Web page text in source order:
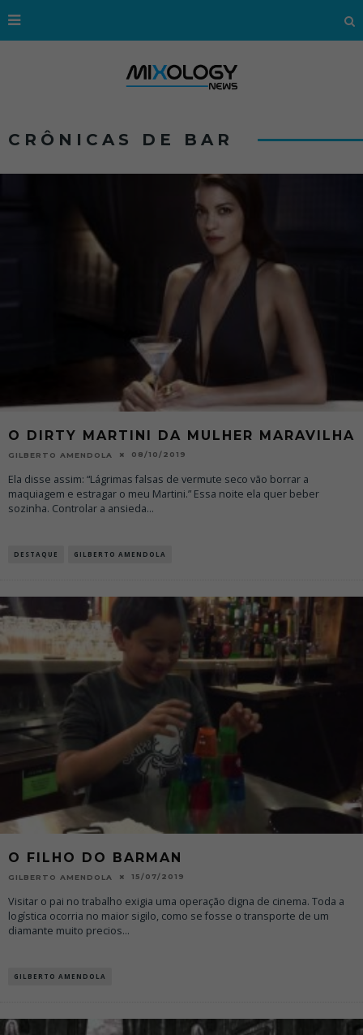
CRÔNICAS DE BAR
O DIRTY MARTINI DA MULHER MARAVILHA
GILBERTO AMENDOLA 08/10/2019
Ela disse assim: “Lágrimas falsas de vermute seco vão borrar a
maquiagem e estragar o meu Martini.” Essa noite ela quer beber
sozinha. Controlar a ansieda...
DESTAQUE GILBERTO AMENDOLA
O FILHO DO BARMAN
GILBERTO AMENDOLA 15/07/2019
Visitar o pai no trabalho exigia uma operação digna de cinema. Toda a
logística ocorria no maior sigilo, como se fosse o transporte de um
diamante muito precios...
GILBERTO AMENDOLA